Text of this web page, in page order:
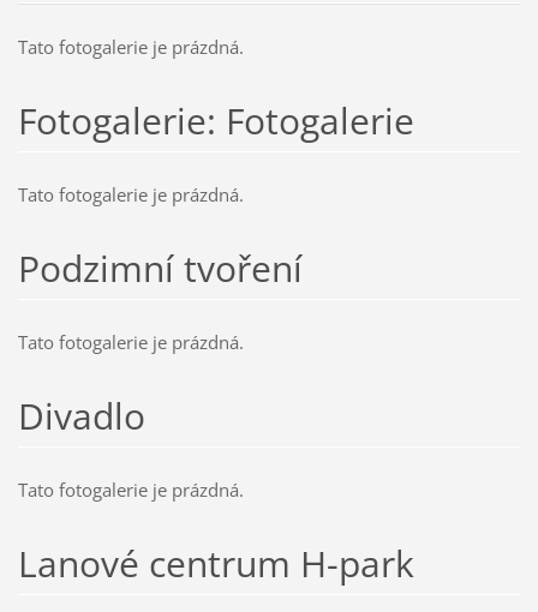
Tato fotogalerie je prázdná.
Fotogalerie: Fotogalerie
Tato fotogalerie je prázdná.
Podzimní tvoření
Tato fotogalerie je prázdná.
Divadlo
Tato fotogalerie je prázdná.
Lanové centrum H-park